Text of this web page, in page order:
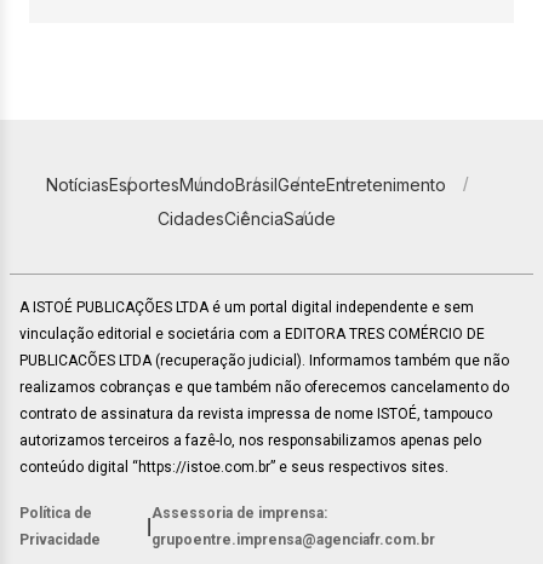
NotíciasEsportesMundoBrasilGenteEntretenimento
CidadesCiênciaSaúde
A ISTOÉ PUBLICAÇÕES LTDA é um portal digital independente e sem
vinculação editorial e societária com a EDITORA TRES COMÉRCIO DE
PUBLICACÕES LTDA (recuperação judicial). Informamos também que não
realizamos cobranças e que também não oferecemos cancelamento do
contrato de assinatura da revista impressa de nome ISTOÉ, tampouco
autorizamos terceiros a fazê-lo, nos responsabilizamos apenas pelo
conteúdo digital “https://istoe.com.br” e seus respectivos sites.
Política de
Privacidade
Assessoria de imprensa:
grupoentre.imprensa@agenciafr.com.br